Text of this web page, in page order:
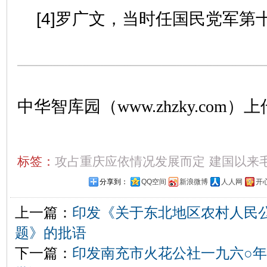
[4]罗广文，当时任国民党军第
中华智库园（www.zhzky.com）上
标签： 攻占重庆应依情况发展而定 建国以来
分享到： QQ空间 新浪微博 人人网 开
上一篇： 印发《关于东北地区农村人民
题》的批语
下一篇： 印发南充市火花公社一九六○